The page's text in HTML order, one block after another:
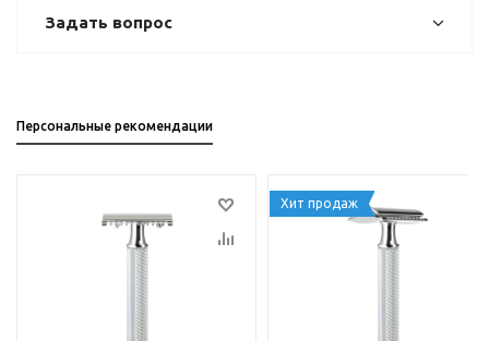
Задать вопрос
Персональные рекомендации
Хит продаж